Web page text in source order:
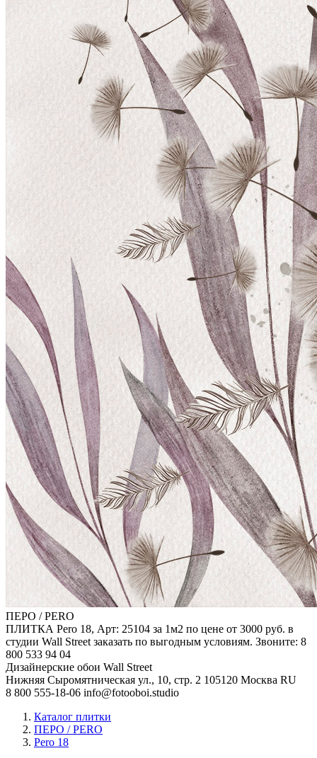
ПЕРО / PERO
ПЛИТКА Pero 18, Арт: 25104 за 1м2 по цене от 3000 руб. в
студии Wall Street заказать по выгодным условиям. Звоните: 8
800 533 94 04
Дизайнерские обои Wall Street
Нижняя Сыромятническая ул., 10, стр. 2 105120 Москва RU
8 800 555-18-06 info@fotooboi.studio
Каталог плитки
ПЕРО / PERO
Pero 18